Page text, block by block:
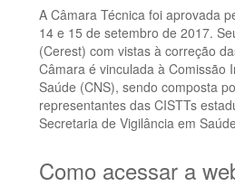
A Câmara Técnica foi aprovada
14 e 15 de setembro de 2017.
(Cerest) com vistas à correção
Câmara é vinculada à Comissão
Saúde (CNS), sendo composta
representantes das CISTTs
Secretaria de Vigilância em
Como acessar a